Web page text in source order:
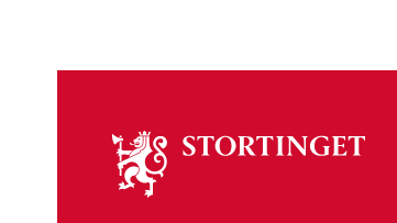
stortinget